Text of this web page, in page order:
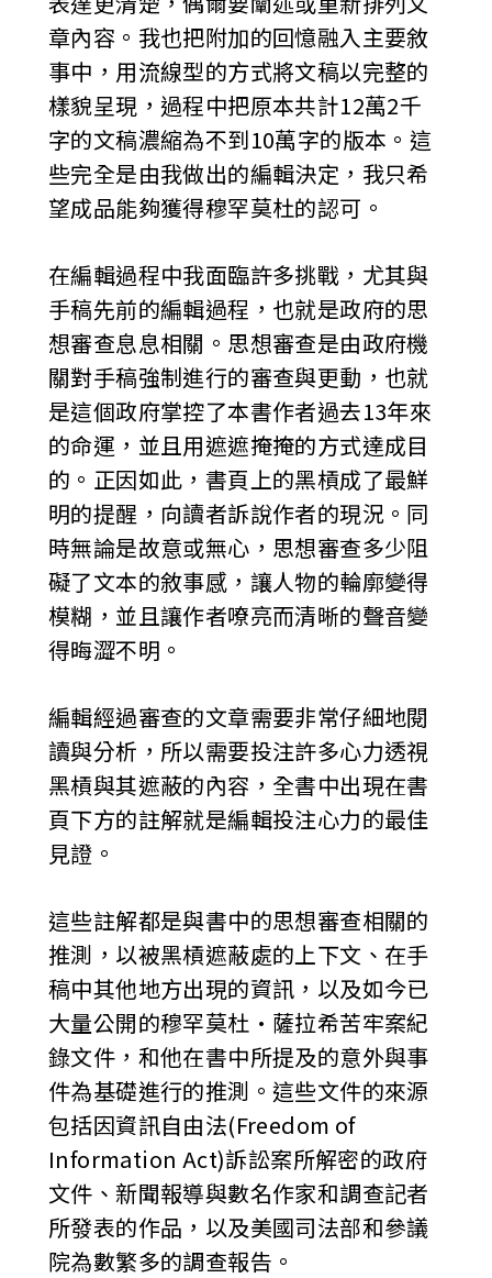
章內容。我也把附加的回憶融入主要敘
事中，用流線型的方式將文稿以完整的
樣貌呈現，過程中把原本共計12萬2千
字的文稿濃縮為不到10萬字的版本。這
些完全是由我做出的編輯決定，我只希
望成品能夠獲得穆罕莫杜的認可。
在編輯過程中我面臨許多挑戰，尤其與
手稿先前的編輯過程，也就是政府的思
想審查息息相關。思想審查是由政府機
關對手稿強制進行的審查與更動，也就
是這個政府掌控了本書作者過去13年來
的命運，並且用遮遮掩掩的方式達成目
的。正因如此，書頁上的黑槓成了最鮮
明的提醒，向讀者訴說作者的現況。同
時無論是故意或無心，思想審查多少阻
礙了文本的敘事感，讓人物的輪廓變得
模糊，並且讓作者嘹亮而清晰的聲音變
得晦澀不明。
編輯經過審查的文章需要非常仔細地閱
讀與分析，所以需要投注許多心力透視
黑槓與其遮蔽的內容，全書中出現在書
頁下方的註解就是編輯投注心力的最佳
見證。
這些註解都是與書中的思想審查相關的
推測，以被黑槓遮蔽處的上下文、在手
稿中其他地方出現的資訊，以及如今已
大量公開的穆罕莫杜•薩拉希苦牢案紀
錄文件，和他在書中所提及的意外與事
件為基礎進行的推測。這些文件的來源
包括因資訊自由法(Freedom of
Information Act)訴訟案所解密的政府
文件、新聞報導與數名作家和調查記者
所發表的作品，以及美國司法部和參議
院為數繁多的調查報告。